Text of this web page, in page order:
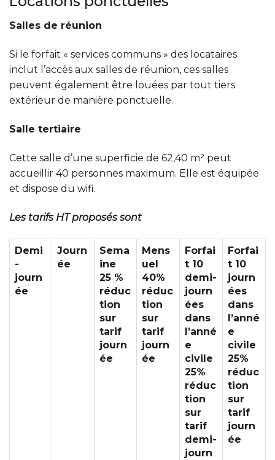
Salles de réunion
Si le forfait « services communs » des locataires
inclut l’accès aux salles de réunion, ces salles
peuvent également être louées par tout tiers
extérieur de manière ponctuelle.
Salle tertiaire
Cette salle d’une superficie de 62,40 m² peut
accueillir 40 personnes maximum. Elle est équipée
et dispose du wifi.
Les tarifs HT proposés sont
Demi
-
journ
ée
Journ
ée
Sema
ine
25 %
réduc
tion
sur
tarif
journ
ée
Mens
uel
40%
réduc
tion
sur
tarif
journ
ée
Forfai
t 10
demi-
journ
ées
dans
l’anné
e
civile
25%
réduc
tion
sur
tarif
demi-
journ
Forfai
t 10
journ
ées
dans
l’anné
e
civile
25%
réduc
tion
sur
tarif
journ
ée